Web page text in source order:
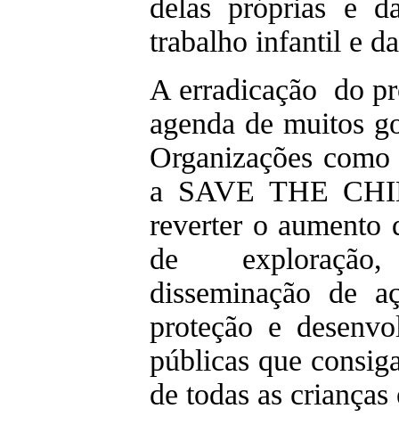
delas próprias e
trabalho infantil e
A erradicação do
agenda de muitos
Organizações
a SAVE THE
reverter o aumento
de
disseminação de
proteção e
públicas que
de todas as crianças